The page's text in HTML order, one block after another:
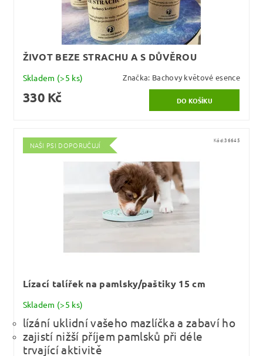
ŽIVOT BEZE STRACHU A S DŮVĚROU
Skladem (>5 ks) Značka: Bachovy květové esence
330 Kč
NAŠI PSI DOPORUČUJÍ
Kód:36645
Lízací talířek na pamlsky/paštiky 15 cm
Skladem (>5 ks)
lízání uklidní vašeho mazlíčka a zabaví ho
zajistí nižší příjem pamlsků při déle
trvající aktivitě